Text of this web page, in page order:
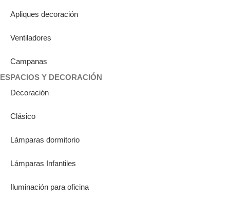
Apliques decoración
Ventiladores
Campanas
ESPACIOS Y DECORACIÓN
Decoración
Clásico
Lámparas dormitorio
Lámparas Infantiles
Iluminación para oficina